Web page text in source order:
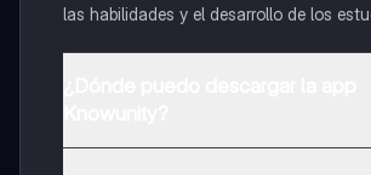
las habilidades y el desarrollo de los